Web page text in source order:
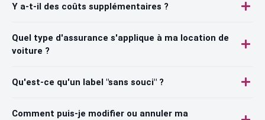
Y a-t-il des coûts supplémentaires ?
Quel type d'assurance s'applique à ma location de
voiture ?
Qu'est-ce qu'un label "sans souci" ?
Comment puis-je modifier ou annuler ma